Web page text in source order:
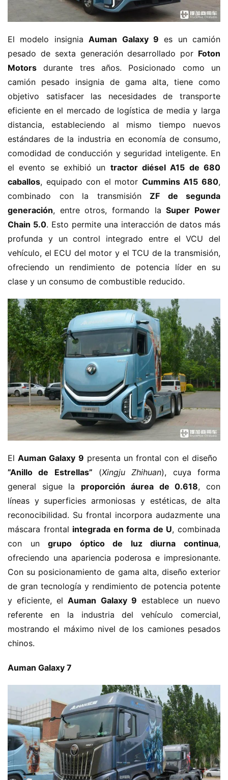
El modelo insignia ​​Auman Galaxy 9​ ​ es un camión
pesado de sexta generación desarrollado por ​ ​Foton
Motors​ ​ durante tres años. Posicionado como un
camión pesado insignia de gama alta, tiene como
objetivo satisfacer las necesidades de transporte
eficiente en el mercado de logística de media y larga
distancia, estableciendo al mismo tiempo nuevos
estándares de la industria en economía de consumo,
comodidad de conducción y seguridad inteligente. En
el evento se exhibió un ​ ​tractor diésel A15 de 680
caballos​​, equipado con el motor ​ ​Cummins A15 680​​,
combinado con la transmisión ​ ​ZF de segunda
generación​​, entre otros, formando la ​​Super Power
Chain 5.0​​. Esto permite una interacción de datos más
profunda y un control integrado entre el VCU del
vehículo, el ECU del motor y el TCU de la transmisión,
ofreciendo un rendimiento de potencia líder en su
clase y un consumo de combustible reducido.
El ​​Auman Galaxy 9​ ​ presenta un frontal con el diseño ​
”Anillo de Estrellas”​ ​ (Xingju Zhihuan), cuya forma
general sigue la ​ ​proporción áurea de 0.618​​, con
líneas y superficies armoniosas y estéticas, de alta
reconocibilidad. Su frontal incorpora audazmente una
máscara frontal ​ ​integrada en forma de U​​, combinada
con un ​​grupo óptico de luz diurna continua​​,
ofreciendo una apariencia poderosa e impresionante.
Con su posicionamiento de gama alta, diseño exterior
de gran tecnología y rendimiento de potencia potente
y eficiente, el ​​Auman Galaxy 9​ ​ establece un nuevo
referente en la industria del vehículo comercial,
mostrando el máximo nivel de los camiones pesados
chinos.
​Auman Galaxy 7​